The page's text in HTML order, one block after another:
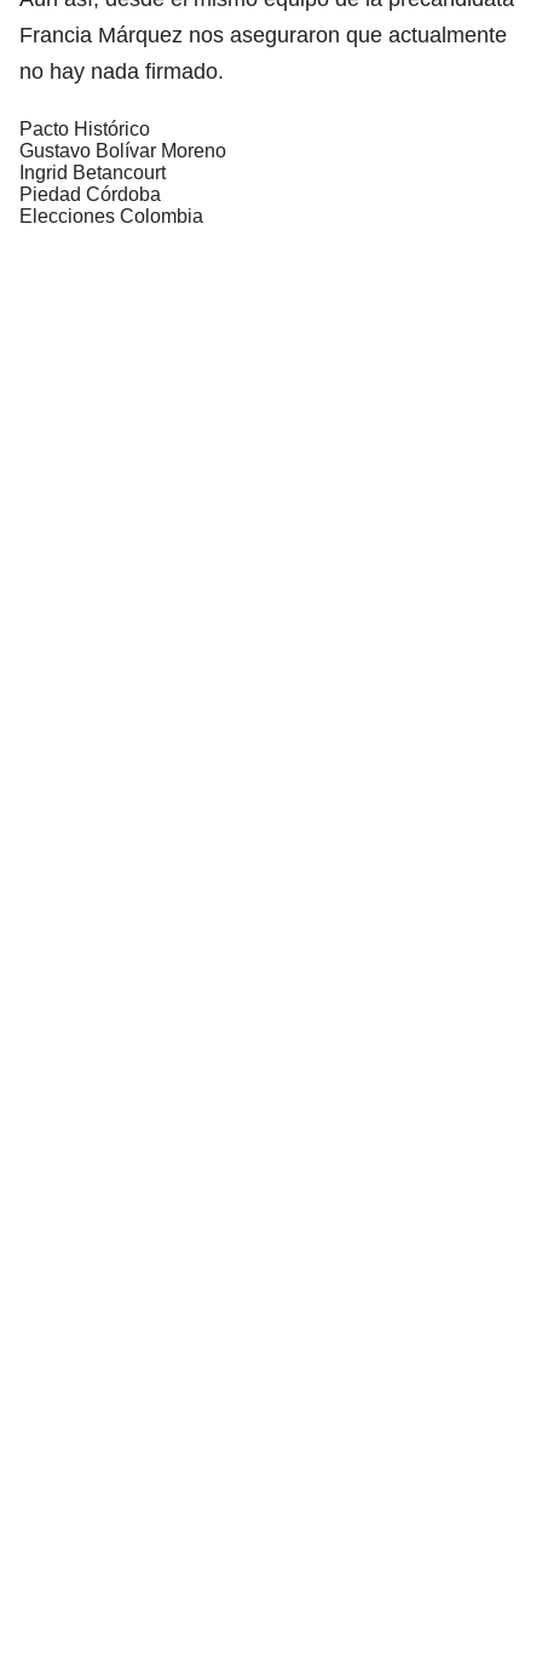
Francia Márquez nos aseguraron que actualmente
no hay nada firmado.
Pacto Histórico
Gustavo Bolívar Moreno
Ingrid Betancourt
Piedad Córdoba
Elecciones Colombia